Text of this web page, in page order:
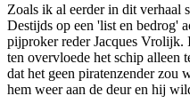
Zoals ik al eerder in dit verhaal
Destijds op een 'list en bedrog'
pijproker reder Jacques
ten overvloede het schip alleen
dat het geen piratenzender zou
hem weer aan de deur en hij